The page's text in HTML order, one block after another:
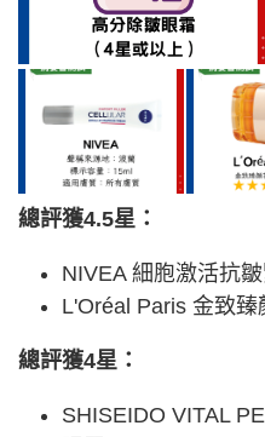
總評獲4.5星：
NIVEA 細胞激活抗
L'Oréal Paris 金致
總評獲4星：
SHISEIDO VITAL